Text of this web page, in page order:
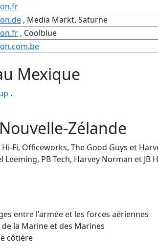
, Media Markt, Saturne
, Coolblue
Mexique
.
Zélande
Hi-Fi, Officeworks, The Good Guys et
Leeming, PB Tech, Harvey Norman et JB
entre l'armée et les forces aériennes
la Marine et des Marines
côtière